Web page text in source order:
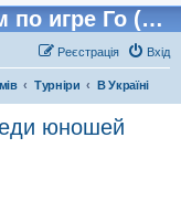
Форум по игре Го (Бадук, Вейчи)
Вхід
Реєстрація
Турніри В Україні
юношей